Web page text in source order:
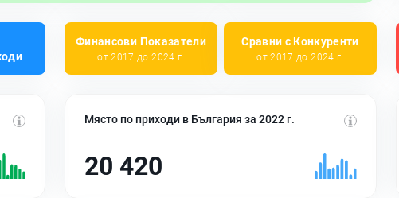
Финансови Показатели
от 2017 до 2024 г.
Сравни с Конкуренти
от 2017 до 2024 г.
Място по приходи в България за 2022 г.
20 420